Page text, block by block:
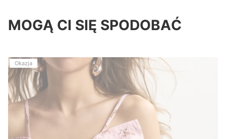
MOGĄ CI SIĘ SPODOBAĆ
Okazja